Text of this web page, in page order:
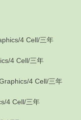
4 Cell/三年
4 Cell/三年
4 Cell/三年
4 Cell/三年